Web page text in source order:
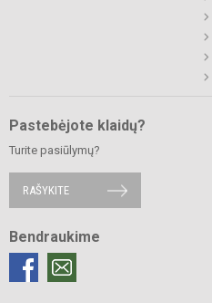
Pastebėjote klaidų?
Turite pasiūlymų?
RAŠYKITE
Bendraukime